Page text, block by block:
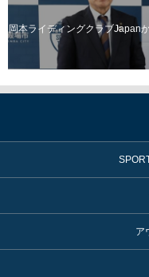
岡本ライディングクラブJapan
ア